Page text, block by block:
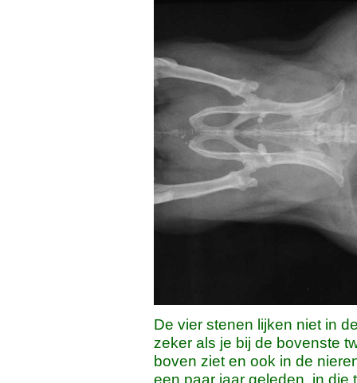
De vier stenen lijken niet in
zeker als je bij de bovenste
boven ziet en ook in de
een paar jaar geleden, in die